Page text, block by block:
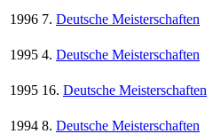
1996 7. Deutsche Meisterschaften
1995 4. Deutsche Meisterschaften
1995 16. Deutsche Meisterschaften
1994 8. Deutsche Meisterschaften